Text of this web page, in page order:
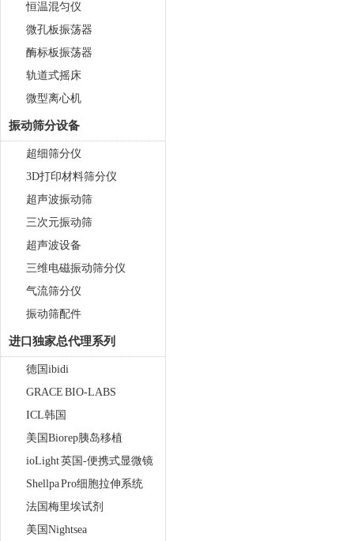
恒温混匀仪
微孔板振荡器
酶标板振荡器
轨道式摇床
微型离心机
振动筛分设备
超细筛分仪
3D打印材料筛分仪
超声波振动筛
三次元振动筛
超声波设备
三维电磁振动筛分仪
气流筛分仪
振动筛配件
进口独家总代理系列
德国ibidi
GRACE BIO-LABS
ICL韩国
美国Biorep胰岛移植
ioLight 英国-便携式显微镜
Shellpa Pro细胞拉伸系统
法国梅里埃试剂
美国Nightsea
单细胞悬液制备仪 JX-DLDXB-
8
便携式研磨仪 JXMF-06